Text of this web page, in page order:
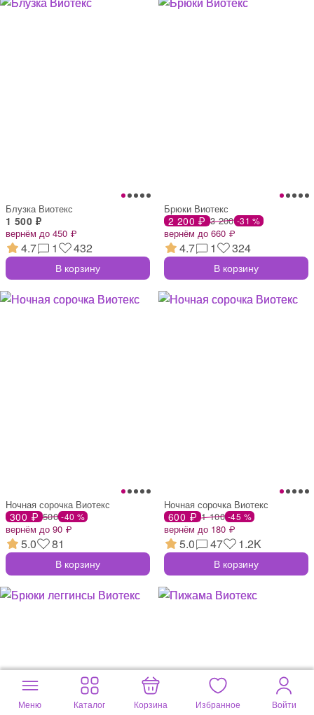
Блузка Виотекс
1 500 ₽
вернём до 450 ₽
4.7 1 432
В корзину
Брюки Виотекс
2 200 ₽ 3 200 -31 %
вернём до 660 ₽
4.7 1 324
В корзину
Ночная сорочка Виотекс
300 ₽ 500 -40 %
вернём до 90 ₽
5.0 81
В корзину
Ночная сорочка Виотекс
600 ₽ 1 100 -45 %
вернём до 180 ₽
5.0 47 1.2K
В корзину
Меню Каталог Корзина Избранное Войти